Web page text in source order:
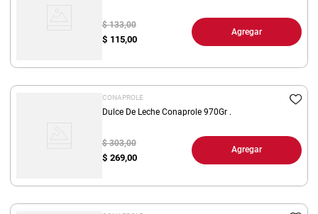
$ 115,00
$ 133,00
Agregar
CONAPROLE
Dulce De Leche Conaprole 970Gr .
$ 269,00
$ 303,00
Agregar